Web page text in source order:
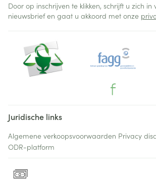
Door op inschrijven te klikken, schrijft u zich in
nieuwsbrief en gaat u akkoord met onze
Juridische links
Algemene verkoopsvoorwaarden Privacy
ODR-platform